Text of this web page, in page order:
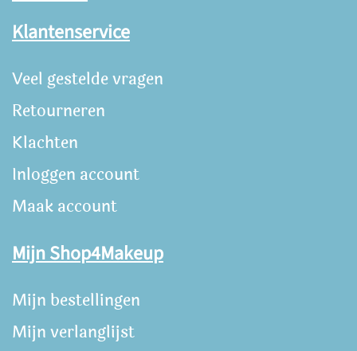
Klantenservice
Veel gestelde vragen
Retourneren
Klachten
Inloggen account
Maak account
Mijn Shop4Makeup
Mijn bestellingen
Mijn verlanglijst